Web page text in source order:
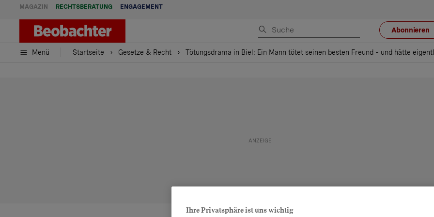
MAGAZIN RECHTSBERATUNG ENGAGEMENT
Abonnieren
Menü Startseite Gesetze & Recht Tötungsdrama in Biel: Ein Mann tötet seinen besten Freund – und hätte
Ihre Privatsphäre ist uns wichtig